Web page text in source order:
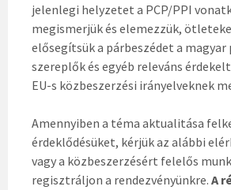
jelenlegi helyzetet a PCP/PPI
megismerjük és elemezzük,
elősegítsük a párbeszédet a
szereplők és egyéb releváns
EU-s közbeszerzési irányelveknek
Amennyiben a téma aktualitása
érdeklődésüket, kérjük az alábbi
vagy a közbeszerzésért felelős
regisztráljon a rendezvényünkre. A